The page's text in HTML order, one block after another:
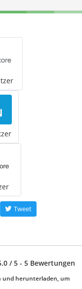
Tweet
/ 5 - 5 Bewertungen
und herunterladen, um